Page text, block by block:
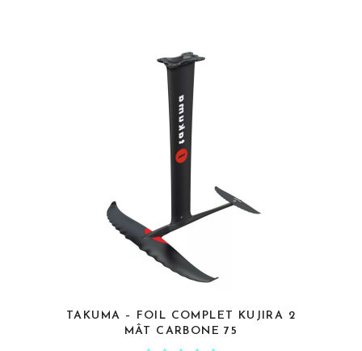
CHOIX DES OPTIONS
TAKUMA – FOIL COMPLET KUJIRA 2
MÂT CARBONE 75